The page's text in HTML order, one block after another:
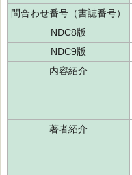
問合わせ番号（書誌番号）
NDC8版
NDC9版
内容紹介
著者紹介